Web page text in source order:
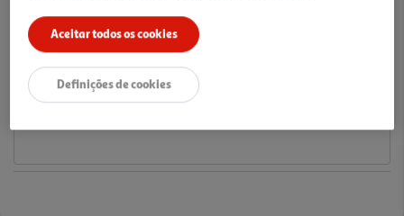
9,99 €
Notas de preparação
Aceitar todos os cookies
Definições de cookies